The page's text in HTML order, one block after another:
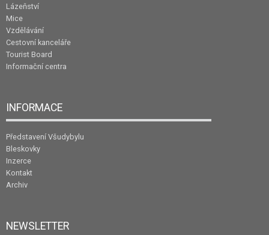
Lázeňství
Mice
Vzdělávání
Cestovní kanceláře
Tourist Board
Informační centra
INFORMACE
Představení Všudybylu
Bleskovky
Inzerce
Kontakt
Archiv
NEWSLETTER